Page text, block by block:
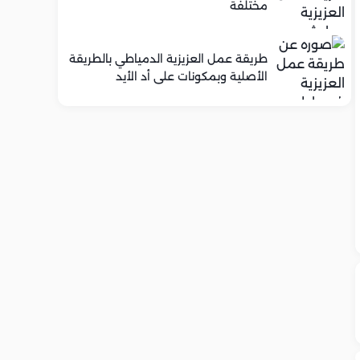
مختلفة
طريقة عمل العزيزية الدمياطي بالطريقة
الأصلية وبمكونات على أد الأيد